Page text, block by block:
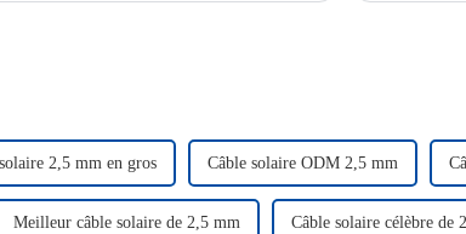
2,5 mm en gros Câble solaire ODM 2,5 mm
Meilleur câble solaire de 2,5 mm Câble solaire célèbre de